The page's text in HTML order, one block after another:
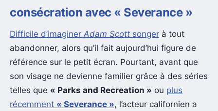
consécration avec « Severance »
Difficile d’imaginer Adam Scott songer à tout
abandonner, alors qu’il fait aujourd’hui figure de
référence sur le petit écran. Pourtant, avant que
son visage ne devienne familier grâce à des séries
telles que « Parks and Recreation » ou plus
récemment « Severance », l’acteur californien a